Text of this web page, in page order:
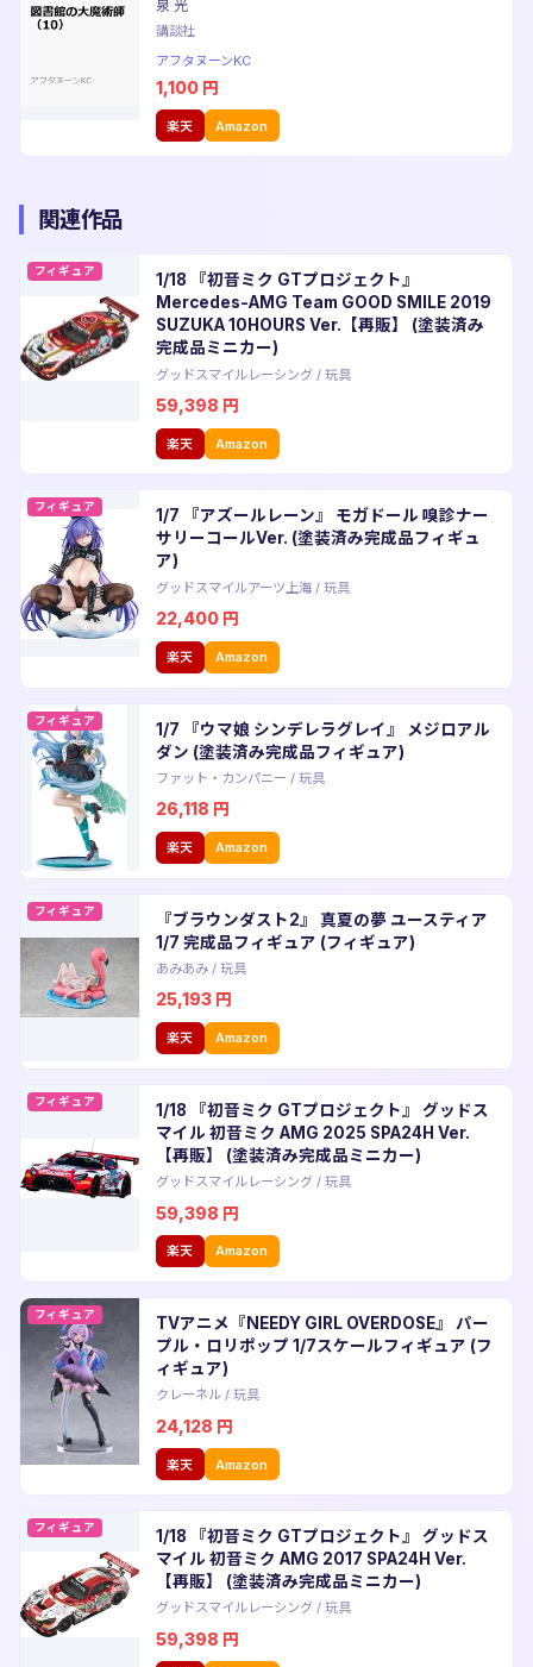
泉 光
講談社
アフタヌーンKC
1,100 円
楽天 Amazon
関連作品
フィギュア
1/18 『初音ミク GTプロジェクト』
Mercedes-AMG Team GOOD SMILE 2019
SUZUKA 10HOURS Ver.【再販】 (塗装済み
完成品ミニカー)
グッドスマイルレーシング/ 玩具
59,398 円
楽天 Amazon
フィギュア
1/7 『アズールレーン』 モガドール 嗅診ナー
サリーコールVer. (塗装済み完成品フィギュ
ア)
グッドスマイルアーツ上海/ 玩具
22,400 円
楽天 Amazon
フィギュア
1/7 『ウマ娘 シンデレラグレイ』 メジロアル
ダン (塗装済み完成品フィギュア)
ファット・カンパニー / 玩具
26,118 円
楽天 Amazon
フィギュア
『ブラウンダスト2』 真夏の夢 ユースティア
1/7 完成品フィギュア (フィギュア)
あみあみ/ 玩具
25,193 円
楽天 Amazon
フィギュア
1/18 『初音ミク GTプロジェクト』 グッドス
マイル 初音ミク AMG 2025 SPA24H Ver.
【再販】 (塗装済み完成品ミニカー)
グッドスマイルレーシング/ 玩具
59,398 円
楽天 Amazon
フィギュア
TVアニメ『NEEDY GIRL OVERDOSE』 パー
プル・ロリポップ 1/7スケールフィギュア (フ
ィギュア)
クレーネル/ 玩具
24,128 円
楽天 Amazon
フィギュア
1/18 『初音ミク GTプロジェクト』 グッドス
マイル 初音ミク AMG 2017 SPA24H Ver.
【再販】 (塗装済み完成品ミニカー)
グッドスマイルレーシング/ 玩具
59,398 円